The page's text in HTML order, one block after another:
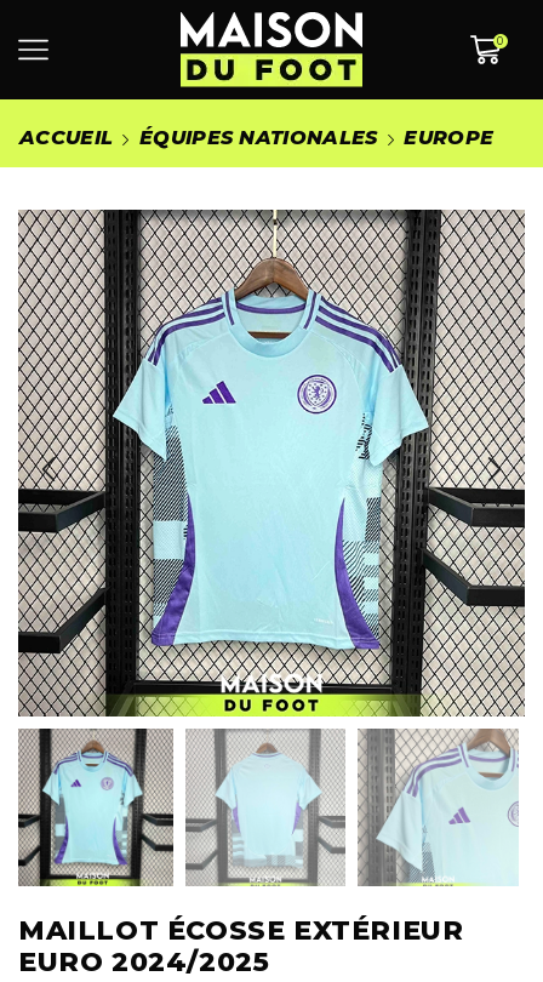
0
ACCUEIL ÉQUIPES NATIONALES EUROPE
MAILLOT ÉCOSSE EXTÉRIEUR
EURO 2024/2025